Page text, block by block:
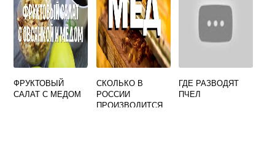
ФРУКТОВЫЙ
САЛАТ С МЕДОМ
СКОЛЬКО В
РОССИИ
ПРОИЗВОДИТСЯ
ГДЕ РАЗВОДЯТ
ПЧЕЛ